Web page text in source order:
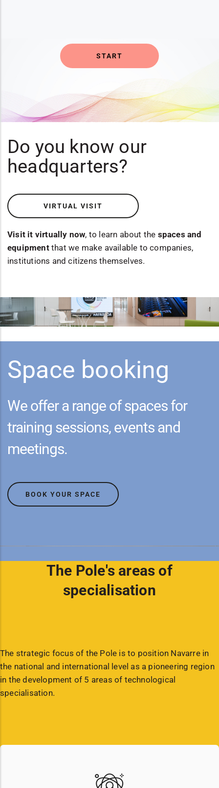
START
Do you know our
headquarters?
VIRTUAL VISIT
Visit it virtually now, to learn about the spaces and
equipmentthat we make available to companies,
institutions and citizens themselves.
Space booking
We offer a range of spaces for
training sessions, events and
meetings.
BOOK YOUR SPACE
The Pole's areas of
specialisation
The strategic focus of the Pole is to position Navarre in
the national and international level as a pioneering region
in the development of 5 areas of technological
specialisation.